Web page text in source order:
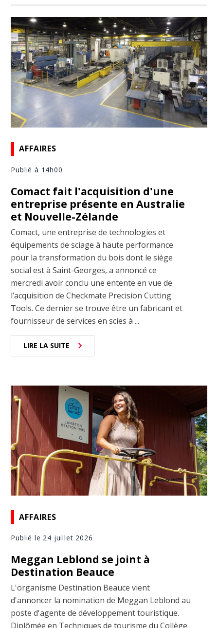
AFFAIRES
Publié à 14h00
Comact fait l'acquisition d'une
entreprise présente en Australie
et Nouvelle-Zélande
Comact, une entreprise de technologies et
équipements de sciage à haute performance
pour la transformation du bois dont le siège
social est à Saint-Georges, a annoncé ce
mercredi avoir conclu une entente en vue de
l’acquisition de Checkmate Precision Cutting
Tools. Ce dernier se trouve être un fabricant et
fournisseur de services en scies à ...
LIRE LA SUITE
AFFAIRES
Publié le 24 juillet 2026
Meggan Leblond se joint à
Destination Beauce
L'organisme Destination Beauce vient
d'annoncer la nomination de Meggan Leblond au
poste d'agente de développement touristique.
Diplômée en Techniques de tourisme du Collège